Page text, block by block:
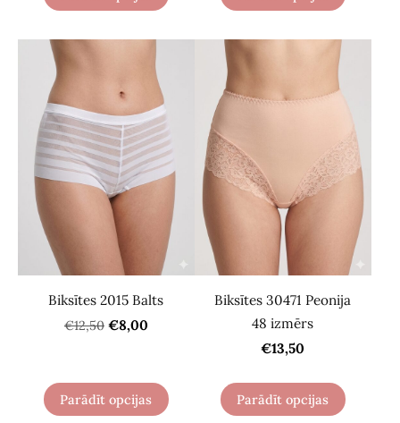
Biksītes 2015 Balts
€12,50 €8,00
Parādīt opcijas
Biksītes 30471 Peonija
48 izmērs
€13,50
Parādīt opcijas